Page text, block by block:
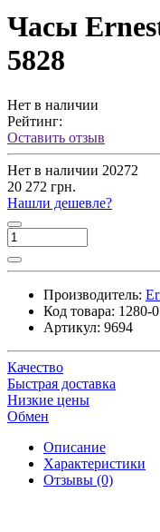
Часы
5828
Нет в наличии
Рейтинг:
Оставить отзыв
Нет в наличии 20272
20 272 грн.
Нашли дешевле?
Производитель:
Код товара: 1280-
Артикул: 9694
Качество
Быстрая доставка
Низкие цены
Обмен
Описание
Характеристики
Отзывы (0)